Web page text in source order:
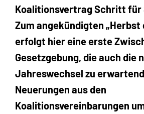
Koalitionsvertrag Schritt
Zum angekündigten „Herbst
erfolgt hier eine erste
Gesetzgebung, die auch die
Jahreswechsel zu
Neuerungen aus den
Koalitionsvereinbarungen